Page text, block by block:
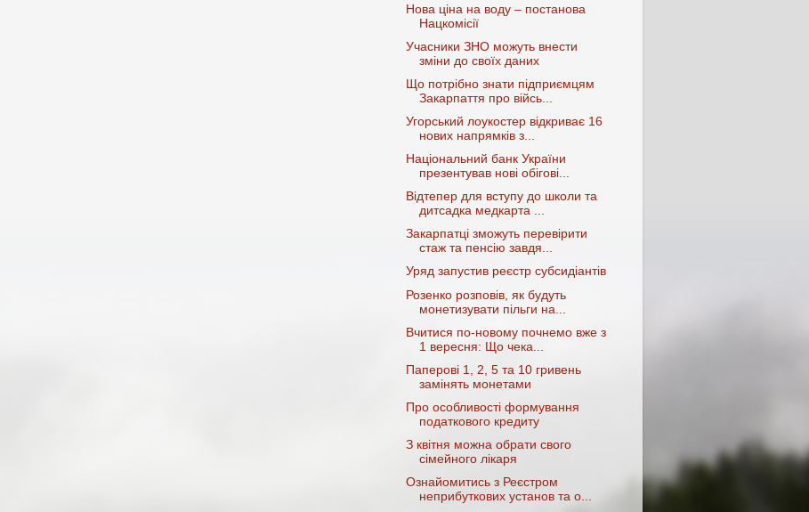
Нова ціна на воду – постанова
Нацкомісії
Учасники ЗНО можуть внести
зміни до своїх даних
Що потрібно знати підприємцям
Закарпаття про війсь...
Угорський лоукостер відкриває 16
нових напрямків з...
Національний банк України
презентував нові обігові...
Відтепер для вступу до школи та
дитсадка медкарта ...
Закарпатці зможуть перевірити
стаж та пенсію завдя...
Уряд запустив реєстр субсидіантів
Розенко розповів, як будуть
монетизувати пільги на...
Вчитися по-новому почнемо вже з
1 вересня: Що чека...
Паперові 1, 2, 5 та 10 гривень
замінять монетами
Про особливості формування
податкового кредиту
З квітня можна обрати свого
сімейного лікаря
Ознайомитись з Реєстром
неприбуткових установ та о...